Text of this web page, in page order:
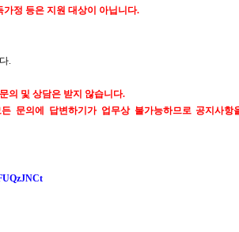
가정 등은 지원 대상이 아닙니다.
의 및 상담은 받지 않습니다.
문의에 답변하기가 업무상 불가능하므로 공지사항